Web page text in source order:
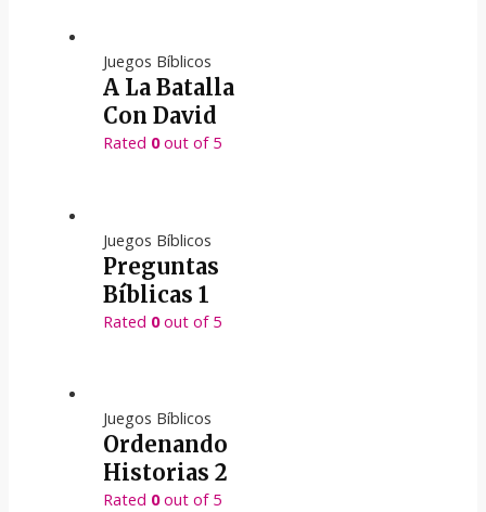
Juegos Bíblicos
A La Batalla
Con David
Rated 0out of 5
Juegos Bíblicos
Preguntas
Bíblicas 1
Rated 0out of 5
Juegos Bíblicos
Ordenando
Historias 2
Rated 0out of 5